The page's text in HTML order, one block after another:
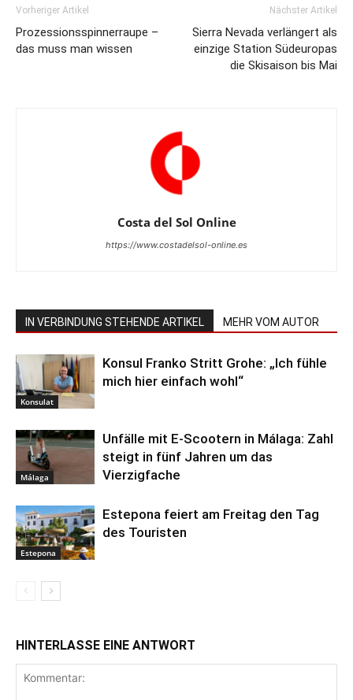
Vorheriger Artikel
Prozessionsspinnerraupe –
das muss man wissen
Nächster Artikel
Sierra Nevada verlängert als
einzige Station Südeuropas
die Skisaison bis Mai
Costa del Sol Online
https://www.costadelsol-online.es
IN VERBINDUNG STEHENDE ARTIKEL MEHR VOM AUTOR
Konsulat
Konsul Franko Stritt Grohe: „Ich fühle
mich hier einfach wohl“
Málaga
Unfälle mit E-Scootern in Málaga: Zahl
steigt in fünf Jahren um das
Vierzigfache
Estepona
Estepona feiert am Freitag den Tag
des Touristen
HINTERLASSE EINE ANTWORT